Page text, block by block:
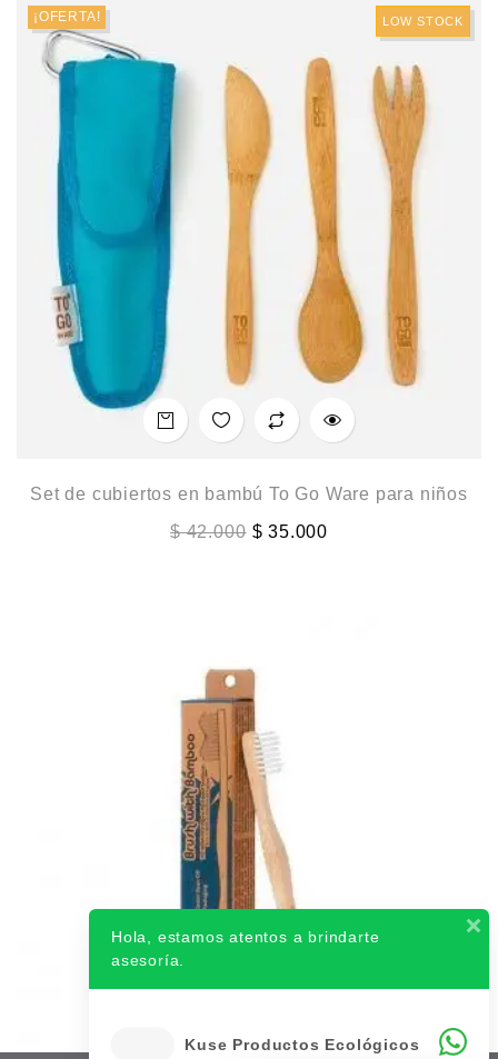
¡OFERTA! LOW STOCK
Set de cubiertos en bambú To Go Ware para niños
$42.000 $ 35.000
Hola, estamos atentos a brindarte
asesoría.
Kuse Productos Ecológicos